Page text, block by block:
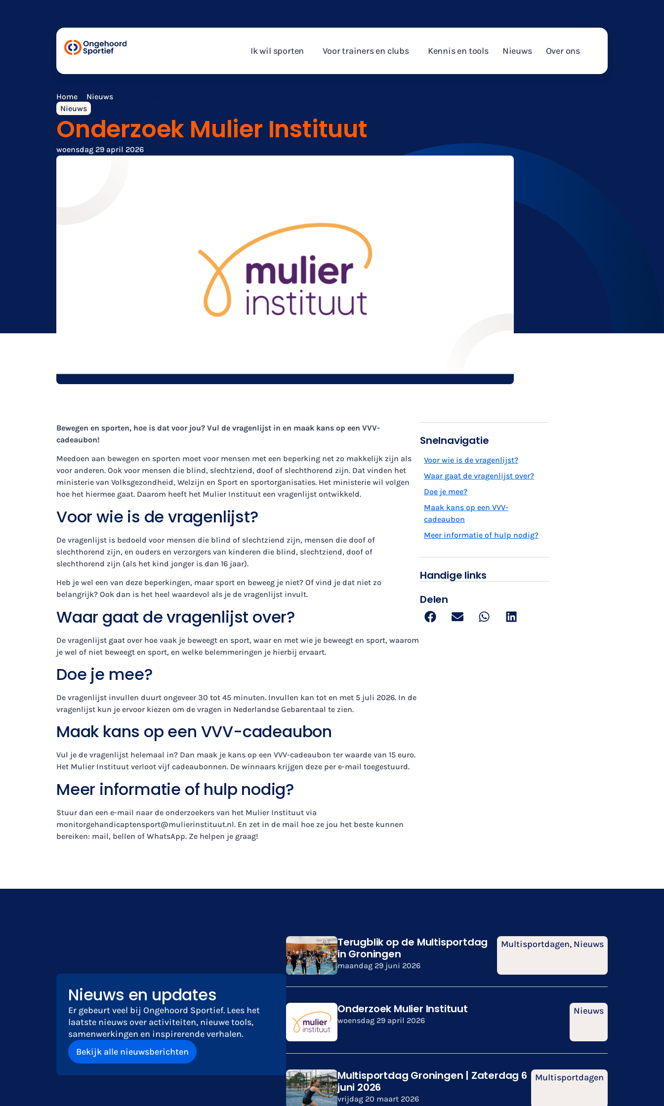
Ik wil sporten Voor trainers en clubs Kennis en tools Nieuws Over ons
Home Nieuws
Nieuws
Onderzoek Mulier Instituut
woensdag 29 april 2026
Snelnavigatie
Voor wie is de vragenlijst?
Waar gaat de vragenlijst over?
Doe je mee?
Maak kans op een VVV-
cadeaubon
Meer informatie of hulp nodig?
Handige links
Delen
Bewegen en sporten, hoe is dat voor jou? Vul de vragenlijst in en maak kans op een VVV-
cadeaubon!
Meedoen aan bewegen en sporten moet voor mensen met een beperking net zo makkelijk zijn als
voor anderen. Ook voor mensen die blind, slechtziend, doof of slechthorend zijn. Dat vinden het
ministerie van Volksgezondheid, Welzijn en Sport en sportorganisaties. Het ministerie wil volgen
hoe het hiermee gaat. Daarom heeft het Mulier Instituut een vragenlijst ontwikkeld.
Voor wie is de vragenlijst?
De vragenlijst is bedoeld voor mensen die blind of slechtziend zijn, mensen die doof of
slechthorend zijn, en ouders en verzorgers van kinderen die blind, slechtziend, doof of
slechthorend zijn (als het kind jonger is dan 16 jaar).
Heb je wel een van deze beperkingen, maar sport en beweeg je niet? Of vind je dat niet zo
belangrijk? Ook dan is het heel waardevol als je de vragenlijst invult.
Waar gaat de vragenlijst over?
De vragenlijst gaat over hoe vaak je beweegt en sport, waar en met wie je beweegt en sport, waarom
je wel of niet beweegt en sport, en welke belemmeringen je hierbij ervaart.
Doe je mee?
De vragenlijst invullen duurt ongeveer 30 tot 45 minuten. Invullen kan tot en met 5 juli 2026. In de
vragenlijst kun je ervoor kiezen om de vragen in Nederlandse Gebarentaal te zien.
Maak kans op een VVV-cadeaubon
Vul je de vragenlijst helemaal in? Dan maak je kans op een VVV-cadeaubon ter waarde van 15 euro.
Het Mulier Instituut verloot vijf cadeaubonnen. De winnaars krijgen deze per e-mail toegestuurd.
Meer informatie of hulp nodig?
Stuur dan een e-mail naar de onderzoekers van het Mulier Instituut via
monitorgehandicaptensport@mulierinstituut.nl. En zet in de mail hoe ze jou het beste kunnen
bereiken: mail, bellen of WhatsApp. Ze helpen je graag!
Nieuws en updates
Er gebeurt veel bij Ongehoord Sportief. Lees het
laatste nieuws over activiteiten, nieuwe tools,
samenwerkingen en inspirerende verhalen.
Bekijk alle nieuwsberichten
Terugblik op de Multisportdag
in Groningen
maandag 29 juni 2026
Multisportdagen, Nieuws
Onderzoek Mulier Instituut
woensdag 29 april 2026
Nieuws
Multisportdag Groningen | Zaterdag 6
juni 2026
vrijdag 20 maart 2026
Multisportdagen